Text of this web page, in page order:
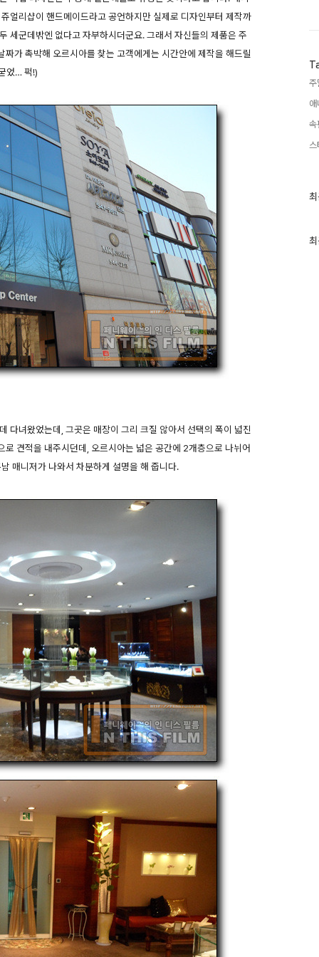
얼리샵이 핸드메이드라고 공언하지만 실제로 디자인부터 제작까
세군데밖엔 없다고 자부하시더군요. 그래서 자신들의 제품은 주
가 촉박해 오르시아를 찾는 고객에게는 시간안에 제작을 해드릴
었… 퍽!)
다녀왔었는데, 그곳은 매장이 그리 크질 않아서 선택의 폭이 넓진
견적을 내주시던데, 오르시아는 넓은 공간에 2개층으로 나뉘어
매니저가 나와서 차분하게 설명을 해 줍니다.
주
속
스
최
인